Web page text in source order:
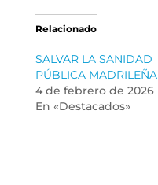
Relacionado
SALVAR LA SANIDAD
PÚBLICA MADRILEÑA
4 de febrero de 2026
En «Destacados»